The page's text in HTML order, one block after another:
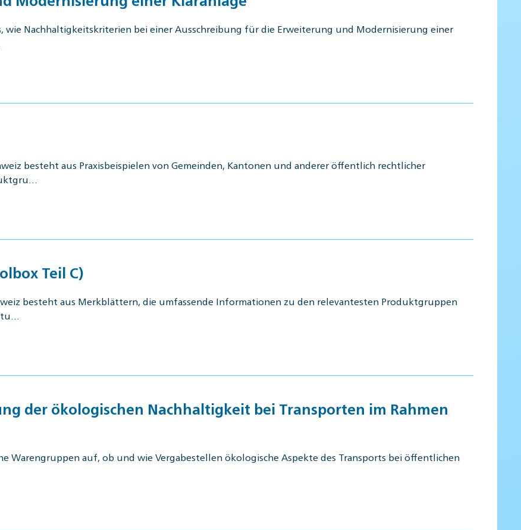
wie Nachhaltigkeitskriterien bei einer Ausschreibung für die Erweiterung und Modernisierung einer
besteht aus Praxisbeispielen von Gemeinden, Kantonen und anderer öffentlich rechtlicher
Teil C)
besteht aus Merkblättern, die umfassende Informationen zu den relevantesten Produktgruppen
der ökologischen Nachhaltigkeit bei Transporten im Rahmen
Warengruppen auf, ob und wie Vergabestellen ökologische Aspekte des Transports bei öffentlichen